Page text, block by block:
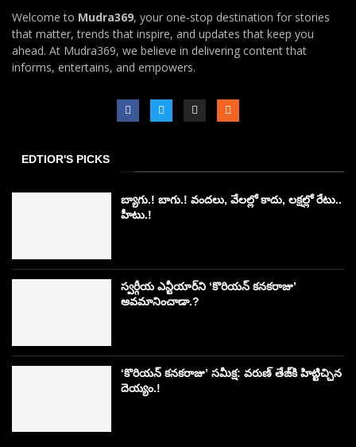
Welcome to Mudra369, your one-stop destination for stories
that matter, trends that inspire, and updates that keep you
ahead. At Mudra369, we believe in delivering content that
informs, entertains, and empowers.
EDTIOR'S PICKS
బ్యాగు.! బాగు.! వందలు, వేలల్లో కాదు, లక్షల్లో రేటు..
హీటు.!
స్వర్గీయ ఎన్టీయార్‌ని ‘కొరియన్ కనకరాజు’
అవమానించాడా.?
‘కొరియన్ కనకరాజు’ సమీక్ష: వరుణ్ తేజ్‌కి హిట్టిచ్చిన
దెయ్యం.!